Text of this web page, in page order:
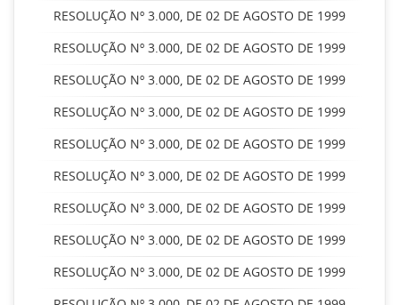
RESOLUÇÃO Nº 3.000, DE 02 DE AGOSTO DE 1999
RESOLUÇÃO Nº 3.000, DE 02 DE AGOSTO DE 1999
RESOLUÇÃO Nº 3.000, DE 02 DE AGOSTO DE 1999
RESOLUÇÃO Nº 3.000, DE 02 DE AGOSTO DE 1999
RESOLUÇÃO Nº 3.000, DE 02 DE AGOSTO DE 1999
RESOLUÇÃO Nº 3.000, DE 02 DE AGOSTO DE 1999
RESOLUÇÃO Nº 3.000, DE 02 DE AGOSTO DE 1999
RESOLUÇÃO Nº 3.000, DE 02 DE AGOSTO DE 1999
RESOLUÇÃO Nº 3.000, DE 02 DE AGOSTO DE 1999